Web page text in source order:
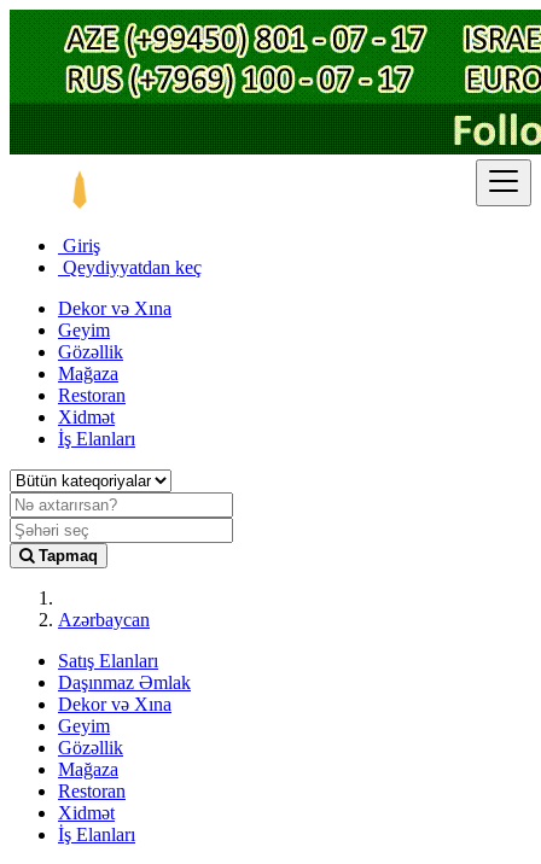
Giriş
Qeydiyyatdan keç
Dekor və Xına
Geyim
Gözəllik
Mağaza
Restoran
Xidmət
İş Elanları
Tapmaq
Azərbaycan
Satış Elanları
Daşınmaz Əmlak
Dekor və Xına
Geyim
Gözəllik
Mağaza
Restoran
Xidmət
İş Elanları